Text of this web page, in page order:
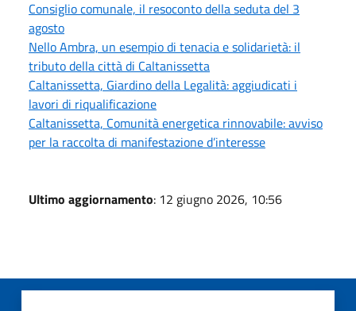
Consiglio comunale, il resoconto della seduta del 3
agosto
Nello Ambra, un esempio di tenacia e solidarietà: il
tributo della città di Caltanissetta
Caltanissetta, Giardino della Legalità: aggiudicati i
lavori di riqualificazione
Caltanissetta, Comunità energetica rinnovabile: avviso
per la raccolta di manifestazione d’interesse
Ultimo aggiornamento: 12 giugno 2026, 10:56